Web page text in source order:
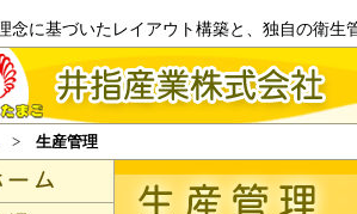
念に基づいたレイアウト構築と、独自の衛生
> 生産管理